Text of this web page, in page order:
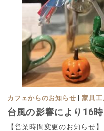
カフェからのお知らせ 家具工
台風の影響により16
【営業時間変更のお知らせ